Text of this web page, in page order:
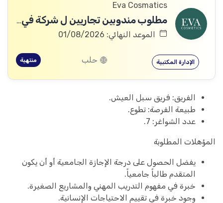
Eva Cosmatics
مطلوب مندوبين تجاريين ل شركة في مجال المنتجات الطبية التجميلية
الموعد النهائي: 01/08/2026
الإدارة المكتبية حلب منتهية
الفريق: فريق سبل العيش.
طبيعة الفرصة: تطوع.
عدد الشواغر: 7.
المؤهلات المطلوبة
يفضل الحصول على درجة الإجازة الجامعية أو أن يكون
المتقدم طالباً جامعياً.
خبرة في مفهوم التدريب المهني والمشاريع الصغيرة.
وجود خبرة في تقييم الاحتياجات الإنسانية.